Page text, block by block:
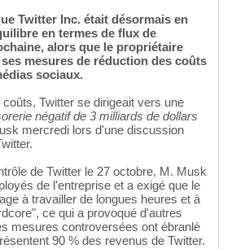
Twitter Inc. était désormais en
en termes de flux de
alors que le propriétaire
mesures de réduction des coûts
sociaux.
Twitter se dirigeait vers une
négatif de 3 milliards de dollars
mercredi lors d'une discussion
de Twitter le 27 octobre, M. Musk
de l'entreprise et a exigé que le
à travailler de longues heures et à
ce qui a provoqué d'autres
mesures controversées ont ébranlé
90 % des revenus de Twitter.